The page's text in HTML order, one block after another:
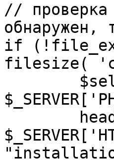
// проверка
обнаружен,
if
filesize(